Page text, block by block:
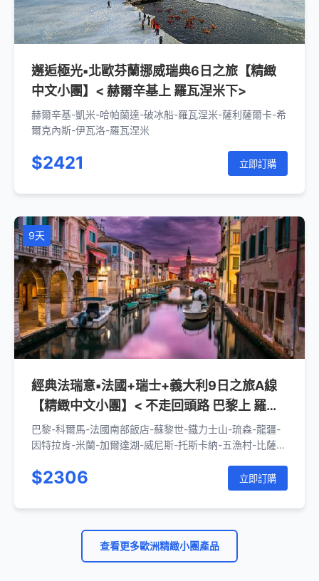
邂逅極光▪北歐芬蘭挪威瑞典6日之旅【精緻
中文小團】< 赫爾辛基上 羅瓦涅米下>
赫爾辛基-凱米-哈帕蘭達-破冰船-羅瓦涅米-薩利薩爾卡-希
爾克內斯-伊瓦洛-羅瓦涅米
$2421 立即訂購
9天
經典法瑞意▪法國+瑞士+義大利9日之旅A線
【精緻中文小團】< 不走回頭路 巴黎上 羅馬
下>
巴黎-科爾馬-法國南部飯店-蘇黎世-鐵力士山-琉森-龍疆-
因特拉肯-米蘭-加爾達湖-威尼斯-托斯卡納-五漁村-比薩-
$2306 立即訂購
查看更多歐洲精緻小團產品